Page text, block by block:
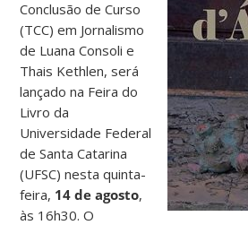
Conclusão de Curso
(TCC) em Jornalismo
de Luana Consoli e
Thais Kethlen, será
lançado na Feira do
Livro da
Universidade Federal
de Santa Catarina
(UFSC) nesta quinta-
feira, 14 de agosto,
às 16h30. O